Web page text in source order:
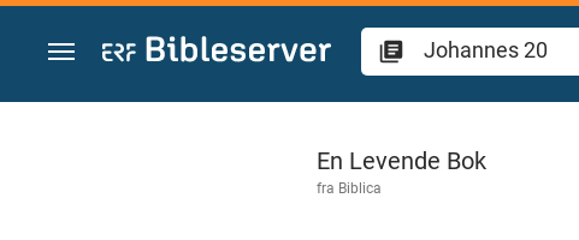
Skift til innhold
Johannes 20
En Levende Bok
fra Biblica